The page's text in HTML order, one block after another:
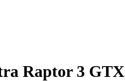
Raptor 3 GTX